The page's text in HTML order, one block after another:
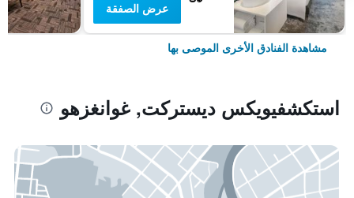
عرض الصفقة
مشاهدة الفنادق الأخرى الموصى بها
استكشفيويكس ديستركت, غوانغزهو